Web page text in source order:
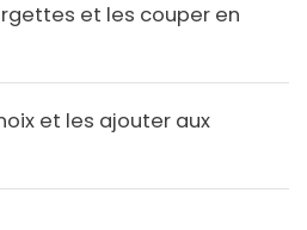
et les couper en
et les ajouter aux